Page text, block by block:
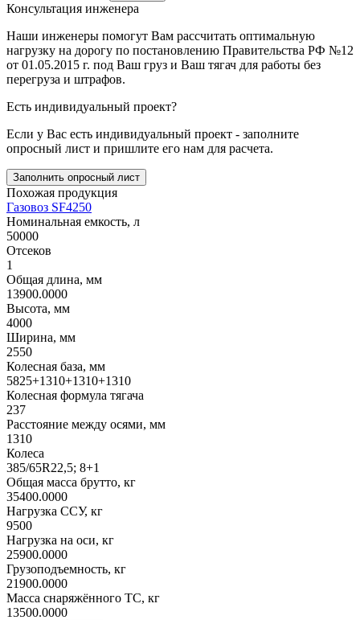
Консультация инженера
Наши инженеры помогут Вам рассчитать оптимальную
нагрузку на дорогу по постановлению Правительства РФ №12
от 01.05.2015 г. под Ваш груз и Ваш тягач для работы без
перегруза и штрафов.
Есть индивидуальный проект?
Если у Вас есть индивидуальный проект - заполните
опросный лист и пришлите его нам для расчета.
Заполнить опросный лист
Похожая продукция
Газовоз SF4250
Номинальная емкость, л
50000
Отсеков
1
Общая длина, мм
13900.0000
Высота, мм
4000
Ширина, мм
2550
Колесная база, мм
5825+1310+1310+1310
Колесная формула тягача
237
Расстояние между осями, мм
1310
Колеса
385/65R22,5; 8+1
Общая масса брутто, кг
35400.0000
Нагрузка ССУ, кг
9500
Нагрузка на оси, кг
25900.0000
Грузоподъемность, кг
21900.0000
Масса снаряжённого ТС, кг
13500.0000